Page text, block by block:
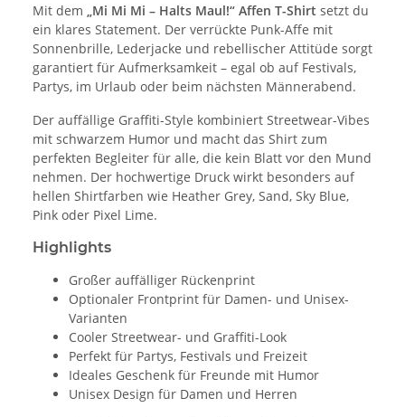
Mit dem „Mi Mi Mi – Halts Maul!“ Affen T-Shirt setzt du
ein klares Statement. Der verrückte Punk-Affe mit
Sonnenbrille, Lederjacke und rebellischer Attitüde sorgt
garantiert für Aufmerksamkeit – egal ob auf Festivals,
Partys, im Urlaub oder beim nächsten Männerabend.
Der auffällige Graffiti-Style kombiniert Streetwear-Vibes
mit schwarzem Humor und macht das Shirt zum
perfekten Begleiter für alle, die kein Blatt vor den Mund
nehmen. Der hochwertige Druck wirkt besonders auf
hellen Shirtfarben wie Heather Grey, Sand, Sky Blue,
Pink oder Pixel Lime.
Highlights
Großer auffälliger Rückenprint
Optionaler Frontprint für Damen- und Unisex-
Varianten
Cooler Streetwear- und Graffiti-Look
Perfekt für Partys, Festivals und Freizeit
Ideales Geschenk für Freunde mit Humor
Unisex Design für Damen und Herren